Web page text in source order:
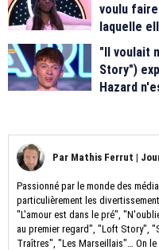
voulu
laquelle
"Il voulait
Story")
Hazard
Par Mathis Ferrut |
Passionné par le monde des
particulièrement les
"L'amour est dans le pré",
au premier regard", "Loft Story",
Traîtres", "Les Marseillais"… On